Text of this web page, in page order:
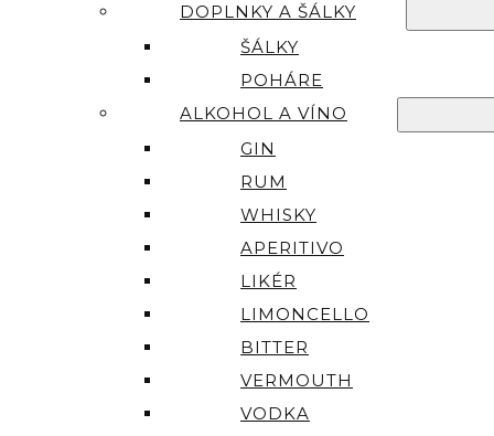
DOPLNKY A ŠÁLKY
ŠÁLKY
POHÁRE
ALKOHOL A VÍNO
GIN
RUM
WHISKY
APERITIVO
LIKÉR
LIMONCELLO
BITTER
VERMOUTH
VODKA